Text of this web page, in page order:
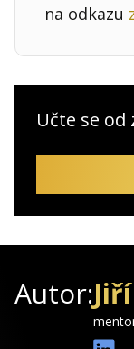
na odkazu
Učte se
Autor: